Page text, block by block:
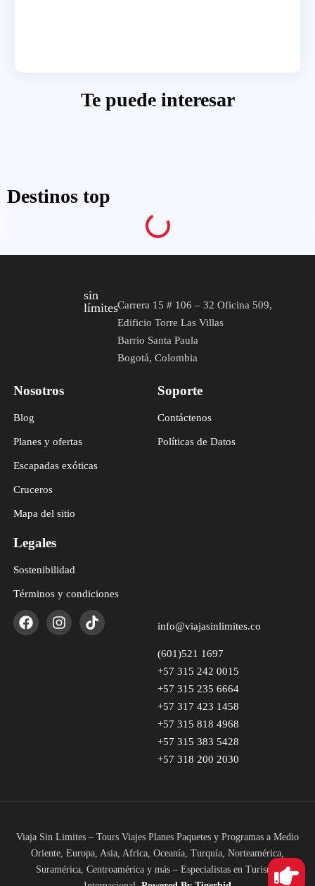
Te puede interesar
Destinos top
sin
límitesCarrera 15 # 106 – 32 Oficina 509,
Edificio Torre Las Villas
Barrio Santa Paula
Bogotá, Colombia
Nosotros
Blog
Planes y ofertas
Escapadas exóticas
Cruceros
Mapa del sitio
Soporte
Contáctenos
Políticas de Datos
Legales
Sostenibilidad
Términos y condiciones
info@viajasinlimites.co
(601)521 1697
+57 315 242 0015
+57 315 235 6664
+57 317 423 1458
+57 315 818 4968
+57 315 383 5428
+57 318 200 2030
Viaja Sin Limites – Tours Viajes Planes Paquetes y Programas a Medio
Oriente, Europa, Asia, Africa, Oceanía, Turquía, Norteamérica,
Suramérica, Centroamérica y más – Especialistas en Turismo